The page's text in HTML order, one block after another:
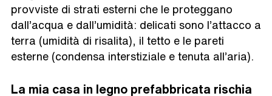
provviste di strati esterni che le proteggano
dall’acqua e dall’umidità: delicati sono l’attacco a
terra (umidità di risalita), il tetto e le pareti
esterne (condensa interstiziale e tenuta all’aria).
La mia casa in legno prefabbricata rischia